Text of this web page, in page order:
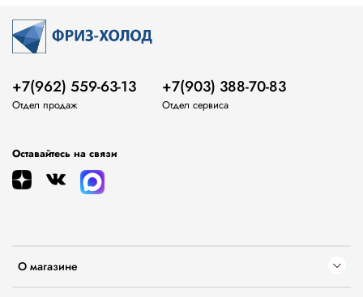
О магазине
+7(962) 559-63-13
Отдел продаж
+7(903) 388-70-83
Отдел сервиса
Оставайтесь на связи